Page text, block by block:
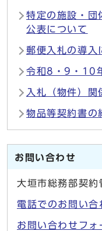
特定の施設・団
公表について
郵便入札の導入
令和8・9・10
入札（物件）関
物品等契約書の
お問い合わせ
大垣市総務部契
電話でのお問い合
お問い合わせフォ